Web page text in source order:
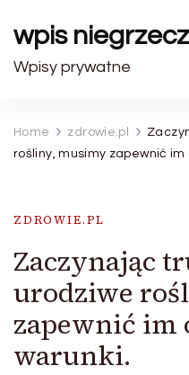
wpis
Wpisy prywatne
Home zdrowie.pl
rośliny, musimy zapewnić
ZDROWIE.PL
Zaczynając
urodziwe
zapewnić im
warunki.